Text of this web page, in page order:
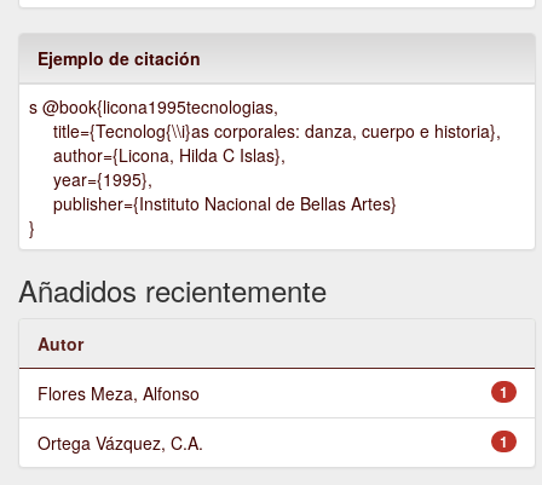
Ejemplo de citación
s @book{licona1995tecnologias,
title={Tecnolog{\\i}as corporales: danza, cuerpo e historia},
author={Licona, Hilda C Islas},
year={1995},
publisher={Instituto Nacional de Bellas Artes}
}
Añadidos recientemente
Autor
1
Flores Meza, Alfonso
1
Ortega Vázquez, C.A.